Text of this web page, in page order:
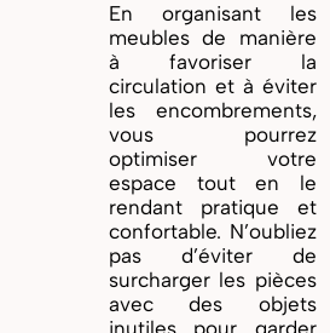
En organisant les
meubles de manière
à favoriser la
circulation et à éviter
les encombrements,
vous pourrez
optimiser votre
espace tout en le
rendant pratique et
confortable. N’oubliez
pas d’éviter de
surcharger les pièces
avec des objets
inutiles pour garder